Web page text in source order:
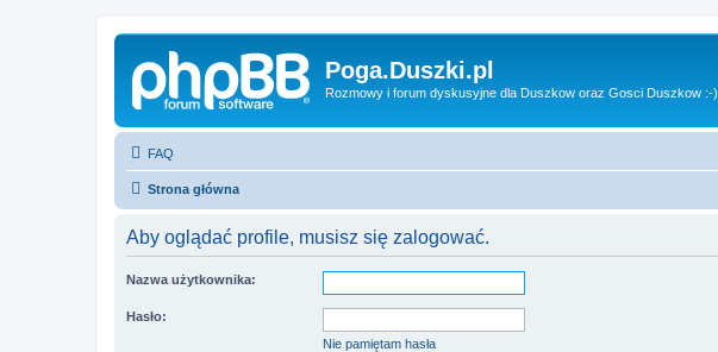
Poga.Duszki.pl
Rozmowy i forum dyskusyjne dla Duszkow oraz Gosci Duszkow :-)
FAQ
Strona główna
Aby oglądać profile, musisz się zalogować.
Nazwa użytkownika:
Hasło:
Nie pamiętam hasła